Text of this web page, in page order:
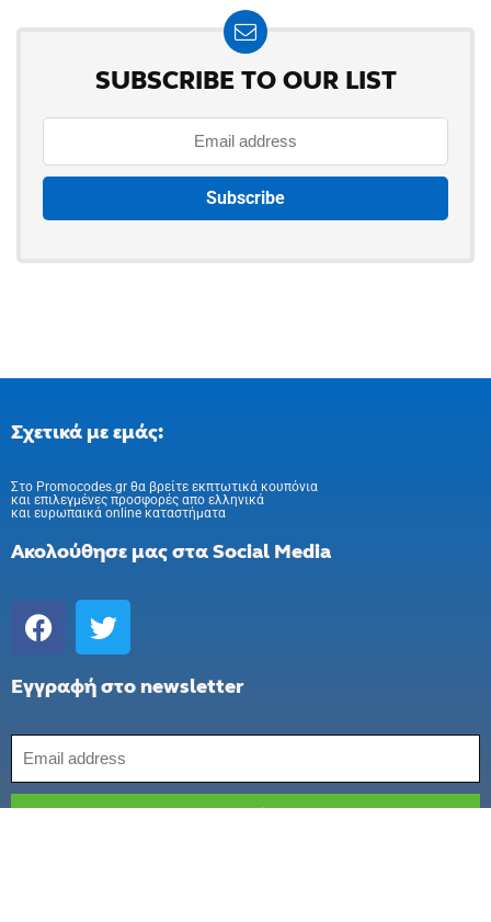
SUBSCRIBE TO OUR LIST
Σχετικά με εμάς:
Στo Promocodes.gr θα βρείτε εκπτωτικά κουπόνια
και επιλεγμένες προσφορές απο ελληνικά
και ευρωπαικά online καταστήματα
Ακολούθησε μας στα Social Media
Εγγραφή στο newsletter